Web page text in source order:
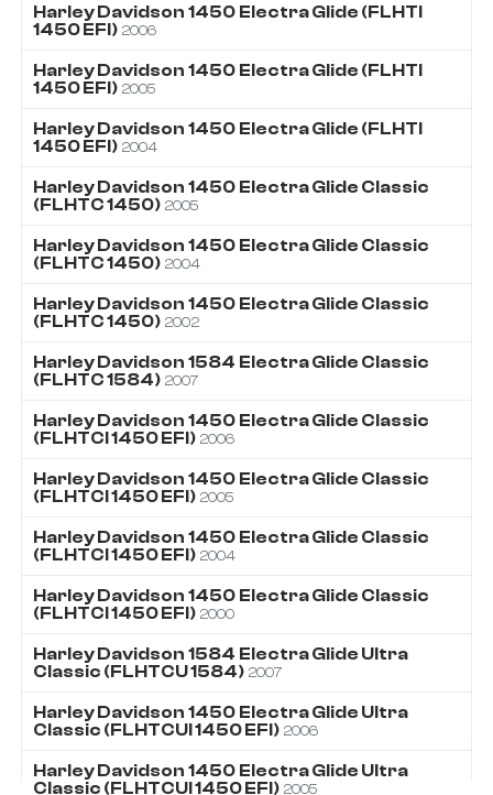
Harley Davidson 1450 Electra Glide (FLHTI
1450 EFI) 2006
Harley Davidson 1450 Electra Glide (FLHTI
1450 EFI) 2005
Harley Davidson 1450 Electra Glide (FLHTI
1450 EFI) 2004
Harley Davidson 1450 Electra Glide Classic
(FLHTC 1450) 2005
Harley Davidson 1450 Electra Glide Classic
(FLHTC 1450) 2004
Harley Davidson 1450 Electra Glide Classic
(FLHTC 1450) 2002
Harley Davidson 1584 Electra Glide Classic
(FLHTC 1584) 2007
Harley Davidson 1450 Electra Glide Classic
(FLHTCI 1450 EFI) 2006
Harley Davidson 1450 Electra Glide Classic
(FLHTCI 1450 EFI) 2005
Harley Davidson 1450 Electra Glide Classic
(FLHTCI 1450 EFI) 2004
Harley Davidson 1450 Electra Glide Classic
(FLHTCI 1450 EFI) 2000
Harley Davidson 1584 Electra Glide Ultra
Classic (FLHTCU 1584) 2007
Harley Davidson 1450 Electra Glide Ultra
Classic (FLHTCUI 1450 EFI) 2006
Harley Davidson 1450 Electra Glide Ultra
Classic (FLHTCUI 1450 EFI) 2005